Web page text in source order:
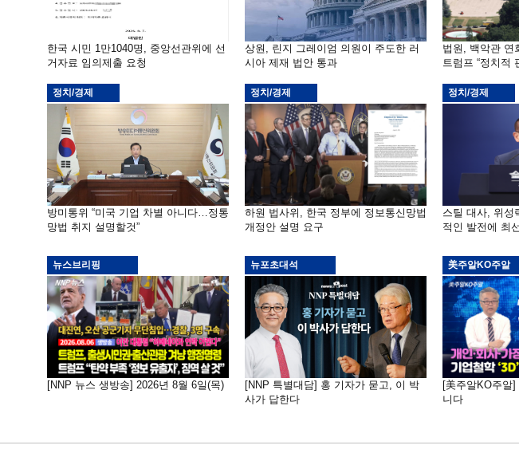
한국 시민 1만1040명, 중앙선관위에 선
거자료 임의제출 요청
상원, 린지 그레이엄 의원이 주도한 러
시아 제재 법안 통과
법원, 백악관
트럼프 “정치적
정치/경제
방미통위 “미국 기업 차별 아니다…정통
망법 취지 설명할것”
정치/경제
하원 법사위, 한국 정부에 정보통신망법
개정안 설명 요구
정치/경제
스틸 대사, 위성
적인 발전에 최
뉴스브리핑
[NNP 뉴스 생방송] 2026년 8월 6일(목)
뉴포초대석
[NNP 특별대담] 홍 기자가 묻고, 이 박
사가 답한다
美주알KO주알
[美주알KO주알
니다